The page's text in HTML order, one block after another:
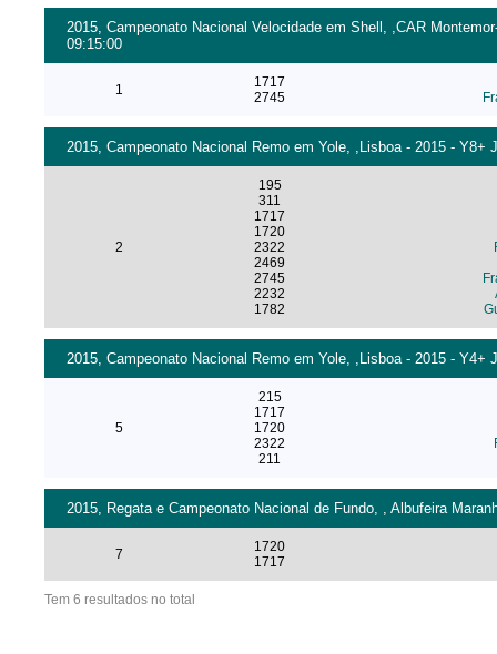
2015, Campeonato Nacional Velocidade em Shell, ,CAR
09:15:00
1
1717
2745
2015, Campeonato Nacional Remo em Yole, ,Lisboa - 2015 - Y8+
2
195
311
1717
1720
2322
2469
2745
2232
1782
2015, Campeonato Nacional Remo em Yole, ,Lisboa - 2015 - Y4+
5
215
1717
1720
2322
211
2015, Regata e Campeonato Nacional de Fundo, , Albufeira
7
1720
1717
Tem 6 resultados no total